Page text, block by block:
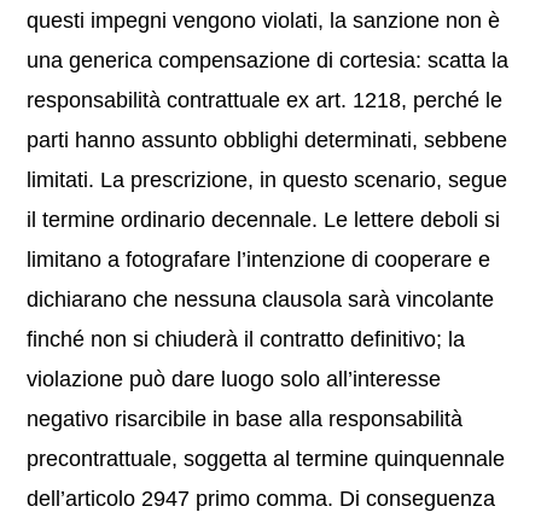
questi impegni vengono violati, la sanzione non è
una generica compensazione di cortesia: scatta la
responsabilità contrattuale ex art. 1218, perché le
parti hanno assunto obblighi determinati, sebbene
limitati. La prescrizione, in questo scenario, segue
il termine ordinario decennale. Le lettere deboli si
limitano a fotografare l’intenzione di cooperare e
dichiarano che nessuna clausola sarà vincolante
finché non si chiuderà il contratto definitivo; la
violazione può dare luogo solo all’interesse
negativo risarcibile in base alla responsabilità
precontrattuale, soggetta al termine quinquennale
dell’articolo 2947 primo comma. Di conseguenza